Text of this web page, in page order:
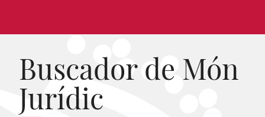
Buscador de Món
Jurídic